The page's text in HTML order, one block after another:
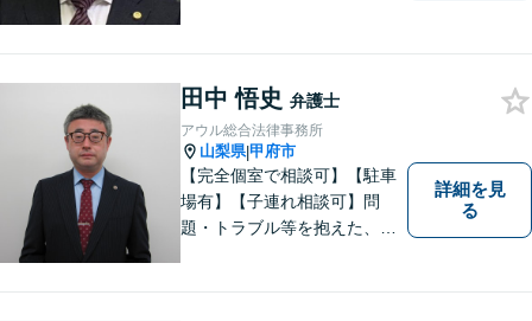
の作成や相続人の紛争解決ま
で幅広く対応できます【初回
面談無料】
田中 悟史 弁護士
アウル総合法律事務所
山梨県|甲府市
【完全個室で相談可】【駐車
場有】【子連れ相談可】問
題・トラブル等を抱えた、ま
詳細を見
る